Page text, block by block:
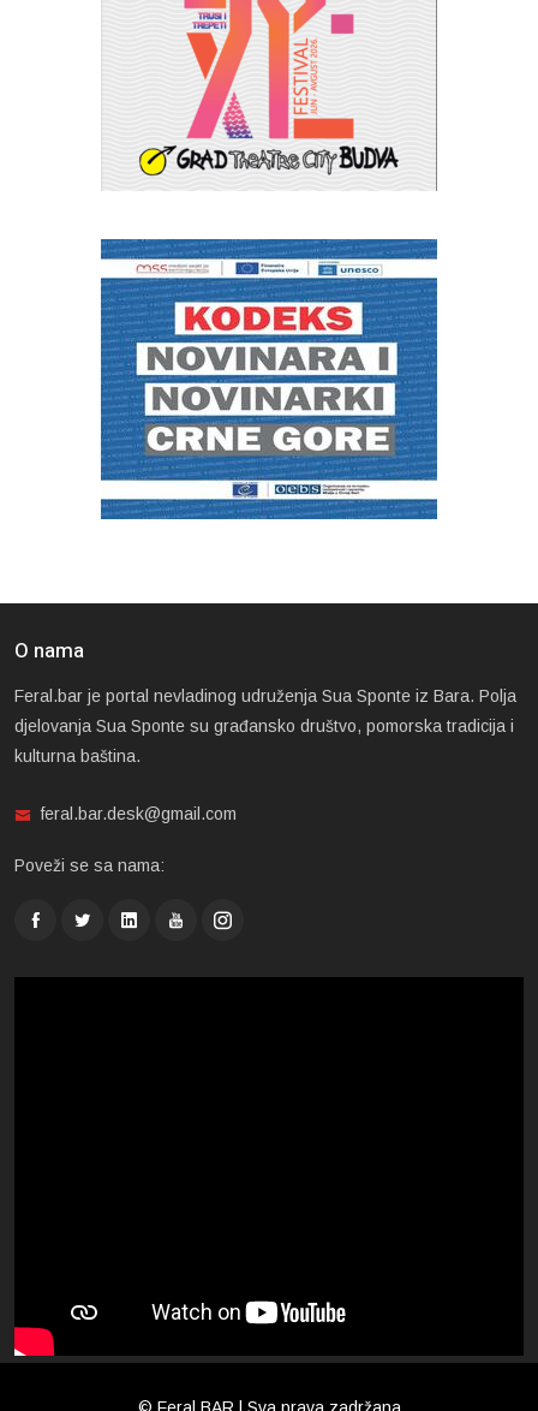
O nama
Feral.bar je portal nevladinog udruženja Sua Sponte iz Bara. Polja
djelovanja Sua Sponte su građansko društvo, pomorska tradicija i
kulturna baština.
feral.bar.desk@gmail.com
Poveži se sa nama: